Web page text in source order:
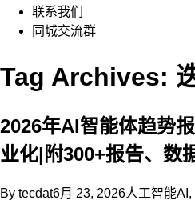
联系我们
同城交流群
Tag Archives:
2026年AI智能体趋势
业化|附300+报告、数
By tecdat6月 23, 2026人工智能AI ,